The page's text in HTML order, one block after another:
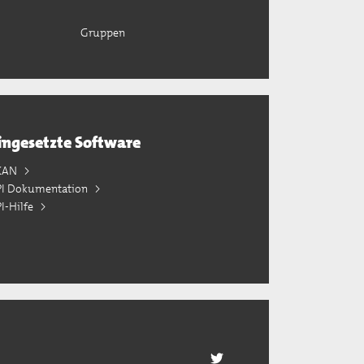
Gruppen
Software
Dokumentation
Hilfe